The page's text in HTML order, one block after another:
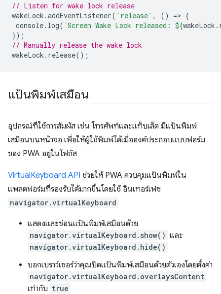
// Listen for wake lock release
wakeLock .addEventListener( 'release' , () => {
console. log( `Screen Wake Lock released: ${wakeLock .
});
// Manually release the wake lock
wakeLock . release();
แป้นพิมพ์เสมือน
อุปกรณ์ที่ใช้การสัมผัส เช่น โทรศัพท์และแท็บเล็ต มีแป้นพิมพ์
เสมือนบนหน้าจอ เพื่อให้ผู้ใช้พิมพ์ได้เมื่อองค์ประกอบแบบฟอร์ม
ของ PWA อยู่ในโฟกัส
VirtualKeyboard API ช่วยให้ PWA ควบคุมแป้นพิมพ์ใน
แพลตฟอร์มที่รองรับได้มากขึ้นโดยใช้ อินเทอร์เฟซ
navigator.virtualKeyboard
แสดงและซ่อนแป้นพิมพ์เสมือนด้วย
navigator.virtualKeyboard.show() และ
navigator.virtualKeyboard.hide()
บอกเบราว์เซอร์ว่าคุณปิดแป้นพิมพ์เสมือนด้วยตัวเองโดยตั้งค่า
navigator.virtualKeyboard.overlaysContent
เท่ากับ true